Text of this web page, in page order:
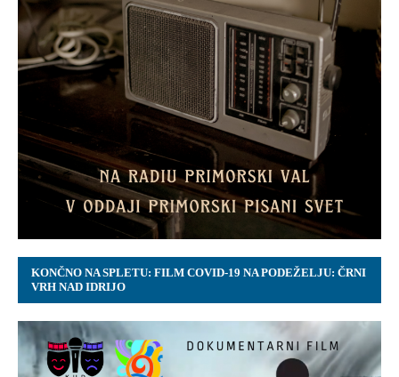
KONČNO NA SPLETU: FILM COVID-19 NA PODEŽELJU: ČRNI
VRH NAD IDRIJO